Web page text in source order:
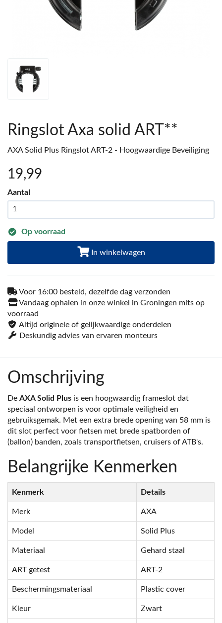
Ringslot Axa solid ART**
AXA Solid Plus Ringslot ART-2 - Hoogwaardige Beveiliging
19,99
Aantal
Op voorraad
In winkelwagen
Voor 16:00 besteld, dezelfde dag verzonden
Vandaag ophalen in onze winkel in Groningen mits op
voorraad
Altijd originele of gelijkwaardige onderdelen
Deskundig advies van ervaren monteurs
Omschrijving
De AXA Solid Plus is een hoogwaardig frameslot dat
speciaal ontworpen is voor optimale veiligheid en
gebruiksgemak. Met een extra brede opening van 58 mm is
dit slot perfect voor fietsen met brede spatborden of
(ballon) banden, zoals transportfietsen, cruisers of ATB's.
Belangrijke Kenmerken
Kenmerk Details
Merk AXA
Model Solid Plus
Materiaal Gehard staal
ART getest ART-2
Beschermingsmateriaal Plastic cover
Kleur Zwart